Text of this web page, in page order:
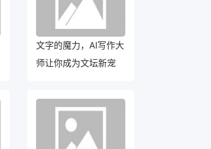
文字的魔力，AI写作大
师让你成为文坛新宠